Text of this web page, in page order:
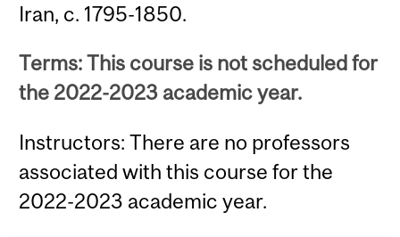
Iran, c. 1795-1850.
Terms: This course is not scheduled for
the 2022-2023 academic year.
Instructors: There are no professors
associated with this course for the
2022-2023 academic year.